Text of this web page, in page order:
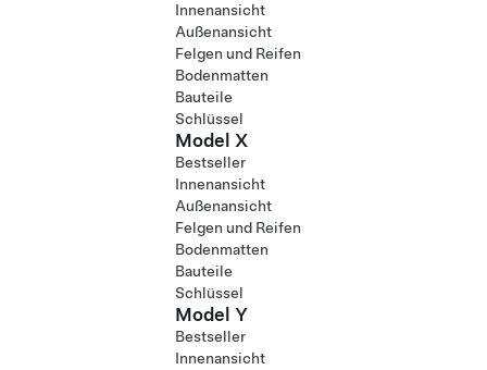
Innenansicht
Außenansicht
Felgen und Reifen
Bodenmatten
Bauteile
Schlüssel
Model X
Bestseller
Innenansicht
Außenansicht
Felgen und Reifen
Bodenmatten
Bauteile
Schlüssel
Model Y
Bestseller
Innenansicht